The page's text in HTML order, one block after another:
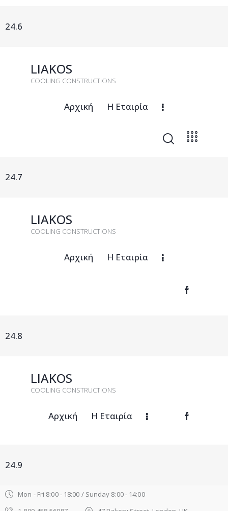
24.6
LIAKOS
COOLING CONSTRUCTIONS
Αρχική Η Εταιρία
24.7
LIAKOS
COOLING CONSTRUCTIONS
Αρχική Η Εταιρία
24.8
LIAKOS
COOLING CONSTRUCTIONS
Αρχική Η Εταιρία
24.9
Mon - Fri 8:00 - 18:00 / Sunday 8:00 - 14:00